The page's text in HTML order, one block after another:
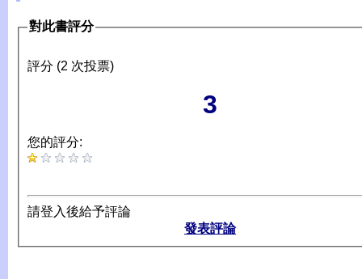
對此書評分
評分 (2 次投票)
3
您的評分:
請登入後給予評論
發表評論